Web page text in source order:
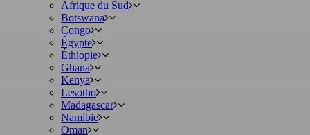
Afrique du Sud
Botswana
Congo
Égypte
Éthiopie
Ghana
Kenya
Lesotho
Madagascar
Namibie
Oman